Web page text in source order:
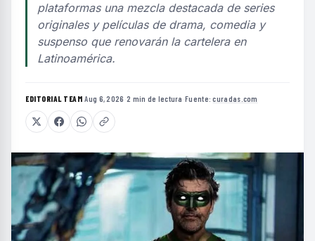
plataformas una mezcla destacada de series
originales y películas de drama, comedia y
suspenso que renovarán la cartelera en
Latinoamérica.
EDITORIAL TEAM·Aug 6, 2026 ·2 min de lectura ·Fuente:curadas.com